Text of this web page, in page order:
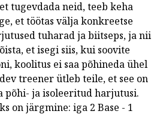
tugevdada neid, teeb keha
et töötas välja konkreetse
tuharad ja biitseps, ja nii
et isegi siis, kui soovite
koolitus ei saa põhineda ühel
treener ütleb teile, et see on
põhi- ja isoleeritud harjutusi.
on järgmine: iga 2 Base - 1